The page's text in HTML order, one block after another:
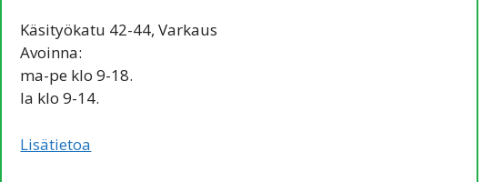
Käsityökatu 42-44, Varkaus
Avoinna:
ma-pe klo 9-18.
la klo 9-14.
Lisätietoa